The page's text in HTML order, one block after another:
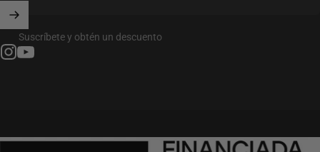
Suscríbete y obtén un descuento